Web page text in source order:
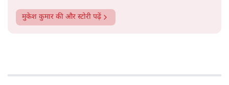
मुकेश कुमार की और स्टोरी पढ़ें